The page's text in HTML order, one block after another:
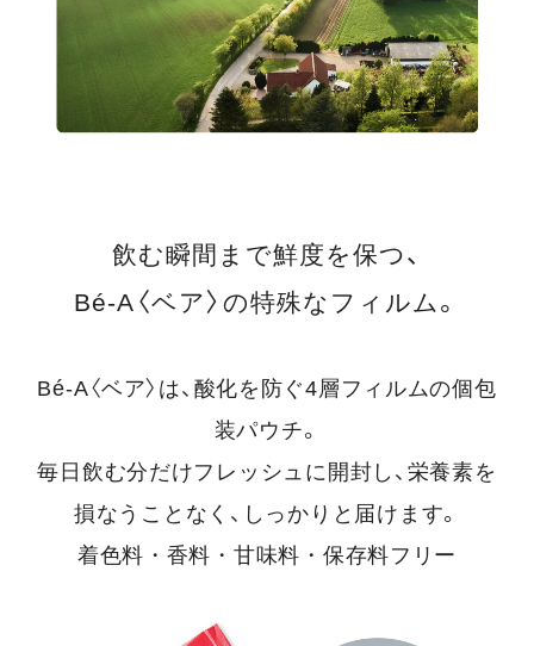
飲む瞬間まで鮮度を保つ、
Bé-A〈ベア〉の特殊なフィルム。
Bé-A〈ベア〉は、酸化を防ぐ4層フィルムの個包
装パウチ。
毎日飲む分だけフレッシュに開封し、栄養素を
損なうことなく、しっかりと届けます。
着色料・香料・甘味料・保存料フリー